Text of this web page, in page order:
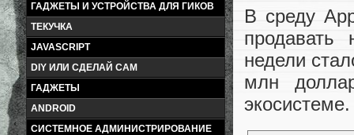
ГАДЖЕТЫ И УСТРОЙСТВА ДЛЯ ГИКОВ
ТЕКУЧКА
JAVASCRIPT
DIY ИЛИ СДЕЛАЙ САМ
ГАДЖЕТЫ
ANDROID
СИСТЕМНОЕ АДМИНИСТРИРОВАНИЕ
В среду
недели
млн
экосистеме.